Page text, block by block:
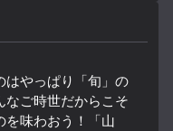
はやっぱり「旬」の
なご時世だからこそ
を味わおう！「山